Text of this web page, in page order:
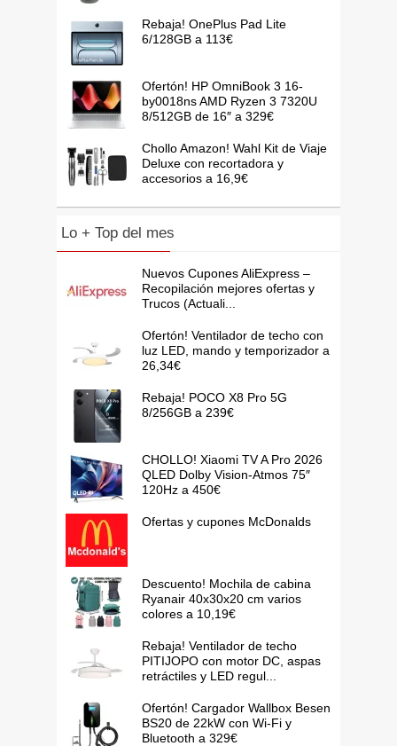
Rebaja! OnePlus Pad Lite
6/128GB a 113€
Ofertón! HP OmniBook 3 16-
by0018ns AMD Ryzen 3 7320U
8/512GB de 16″ a 329€
Chollo Amazon! Wahl Kit de Viaje
Deluxe con recortadora y
accesorios a 16,9€
Lo + Top del mes
Nuevos Cupones AliExpress –
Recopilación mejores ofertas y
Trucos (Actuali...
Ofertón! Ventilador de techo con
luz LED, mando y temporizador a
26,34€
Rebaja! POCO X8 Pro 5G
8/256GB a 239€
CHOLLO! Xiaomi TV A Pro 2026
QLED Dolby Vision-Atmos 75″
120Hz a 450€
Ofertas y cupones McDonalds
Descuento! Mochila de cabina
Ryanair 40x30x20 cm varios
colores a 10,19€
Rebaja! Ventilador de techo
PITIJOPO con motor DC, aspas
retráctiles y LED regul...
Ofertón! Cargador Wallbox Besen
BS20 de 22kW con Wi-Fi y
Bluetooth a 329€